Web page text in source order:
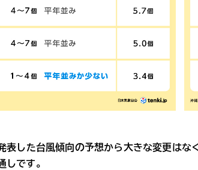
表した台風傾向の予想から大きな変更は
しです。